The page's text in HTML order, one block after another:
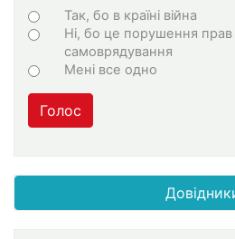
Варіанти
Так, бо в країні війна
Ні, бо це порушення прав
самоврядування
Мені все одно
Голос